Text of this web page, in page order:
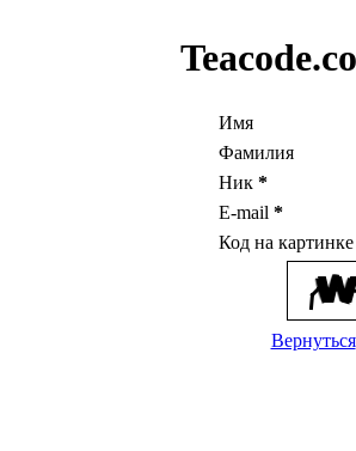
Имя
Фамилия
Ник *
E-mail *
Код на
Вернуться